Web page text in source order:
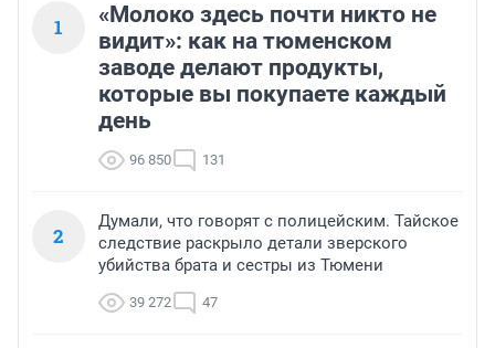
1
«Молоко здесь почти никто не
видит»: как на тюменском
заводе делают продукты,
которые вы покупаете каждый
день
96 850 131
2
Думали, что говорят с полицейским. Тайское
следствие раскрыло детали зверского
убийства брата и сестры из Тюмени
39 272 47